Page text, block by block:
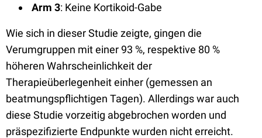
Arm 3: Keine Kortikoid-Gabe
Wie sich in dieser Studie zeigte, gingen die
Verumgruppen mit einer 93 %, respektive 80 %
höheren Wahrscheinlichkeit der
Therapieüberlegenheit einher (gemessen an
beatmungspflichtigen Tagen). Allerdings war auch
diese Studie vorzeitig abgebrochen worden und
präspezifizierte Endpunkte wurden nicht erreicht.